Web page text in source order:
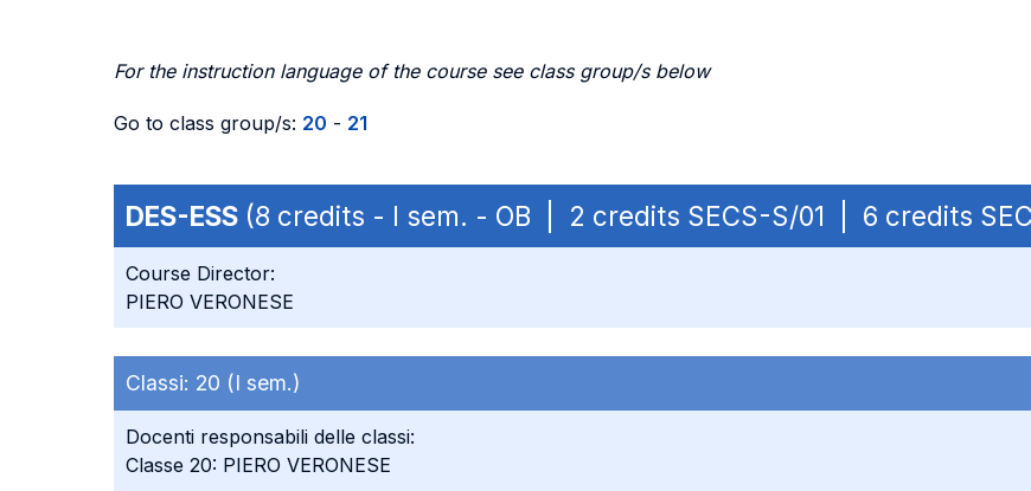
For the instruction language of the course see class group/s below
Go to class group/s: 20 - 21
DES-ESS (8 credits - I sem. - OB | 2 credits SECS-S/01 | 6 credits
Course Director:
PIERO VERONESE
Classi: 20 (I sem.)
Docenti responsabili delle classi:
Classe 20: PIERO VERONESE